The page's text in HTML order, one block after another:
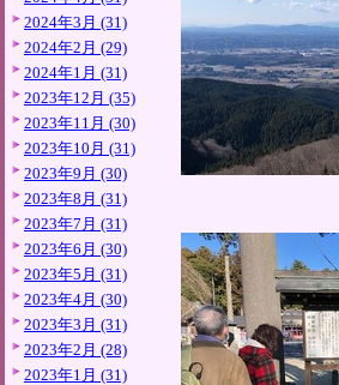
2024年3月 (31)
2024年2月 (29)
2024年1月 (31)
2023年12月 (35)
2023年11月 (30)
2023年10月 (31)
2023年9月 (30)
2023年8月 (31)
2023年7月 (31)
2023年6月 (30)
2023年5月 (31)
2023年4月 (30)
2023年3月 (31)
2023年2月 (28)
2023年1月 (31)